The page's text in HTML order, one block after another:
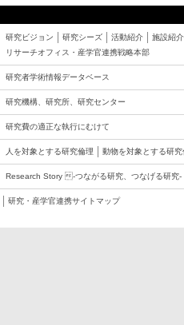
研究ビジョン 研究シーズ 活動紹介
施設紹介
リサーチオフィス・産学官連携戦略本部
研究者学術情報データベース
研究機構、研究所、研究センター
研究費の適正な執行にむけて
人を対象とする研究倫理 動物を対象とする研究
Research Story -つながる研究、つなげる研究-
研究・産学官連携サイトマップ